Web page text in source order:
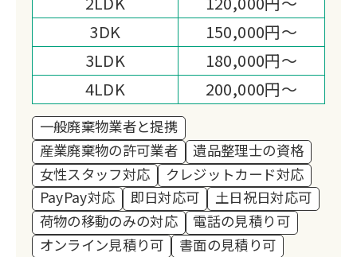
3DK
150,000円～
3LDK
180,000円～
4LDK
200,000円～
一般廃棄物業者と提携
産業廃棄物の許可業者
遺品整理士の資格
女性スタッフ対応
クレジットカード対応
PayPay対応
即日対応可
土日祝日対応可
荷物の移動のみの対応
電話の見積り可
オンライン見積り可
書面の見積り可